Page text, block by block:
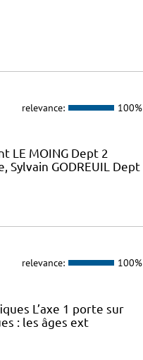
relevance: 100%
LE MOING Dept 2
GODREUIL Dept
relevance: 100%
L’axe 1 porte sur
: les âges ext